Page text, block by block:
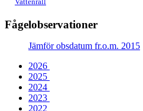
Fågelobservationer
Jämför obsdatum fr.o.m. 2015
2026
2025
2024
2023
2022